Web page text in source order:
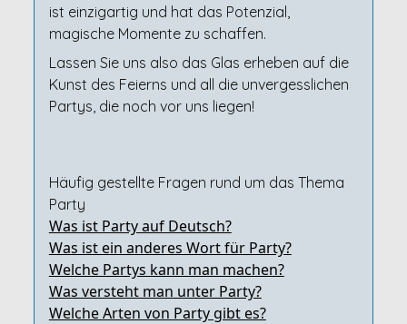
ist einzigartig und hat das Potenzial,
magische Momente zu schaffen.
Lassen Sie uns also das Glas erheben auf die
Kunst des Feierns und all die unvergesslichen
Partys, die noch vor uns liegen!
Häufig gestellte Fragen rund um das Thema
Party
Was ist Party auf Deutsch?
Was ist ein anderes Wort für Party?
Welche Partys kann man machen?
Was versteht man unter Party?
Welche Arten von Party gibt es?